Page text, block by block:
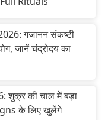
गजानन संकष्टी
जानें चंद्रोदय का
शुक्र की चाल में बड़ा
के लिए खुलेंगे